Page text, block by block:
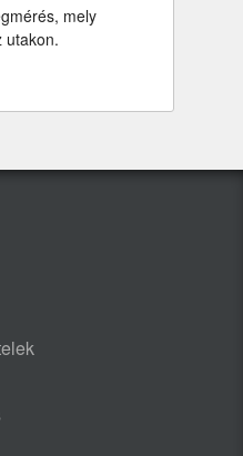
mely
utakon.